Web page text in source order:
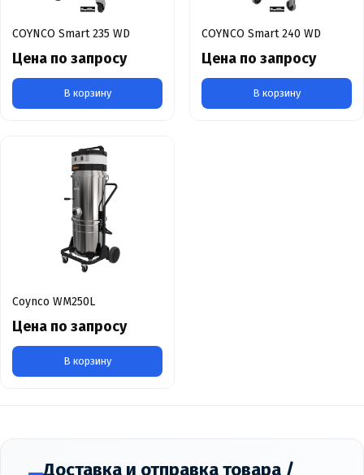
COYNCO Smart 235 WD
Цена по запросу
В корзину
COYNCO Smart 240 WD
Цена по запросу
В корзину
Coynco WM250L
Цена по запросу
В корзину
Доставка и отправка товара /